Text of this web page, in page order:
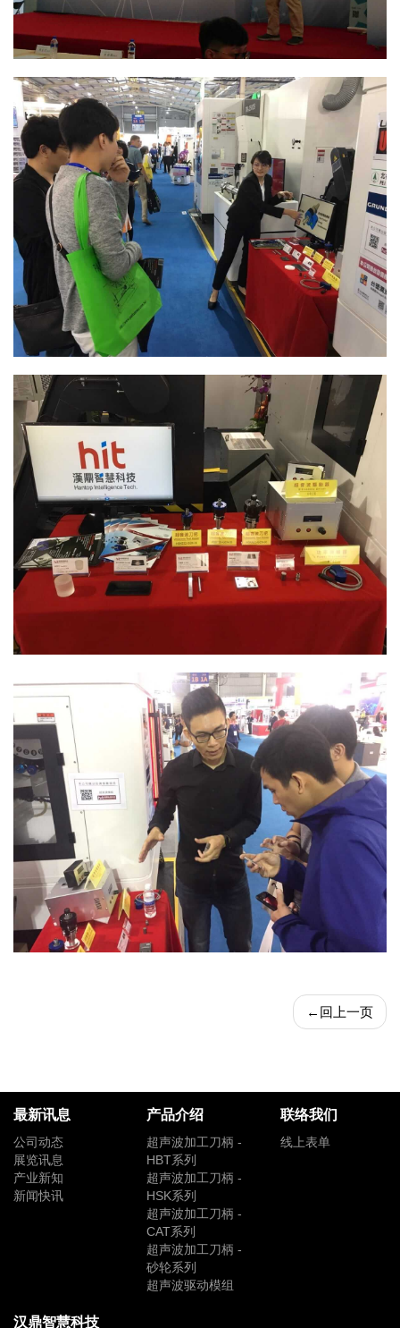
← 回上一页
最新讯息
公司动态
展览讯息
产业新知
新闻快讯
产品介绍
超声波加工刀柄 -
HBT系列
超声波加工刀柄 -
HSK系列
超声波加工刀柄 -
CAT系列
超声波加工刀柄 -
砂轮系列
超声波驱动模组
联络我们
线上表单
汉鼎智慧科技